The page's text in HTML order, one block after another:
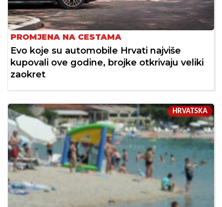
PROMJENA NA CESTAMA
Evo koje su automobile Hrvati najviše
kupovali ove godine, brojke otkrivaju veliki
zaokret
HRVATSKA